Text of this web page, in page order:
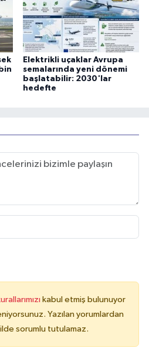
Elektrikli uçaklar Avrupa
semalarında yeni dönemi
başlatabilir: 2030'lar
hedefte
kabul etmiş bulunuyor
Yazılan yorumlardan
sorumlu tutulamaz.